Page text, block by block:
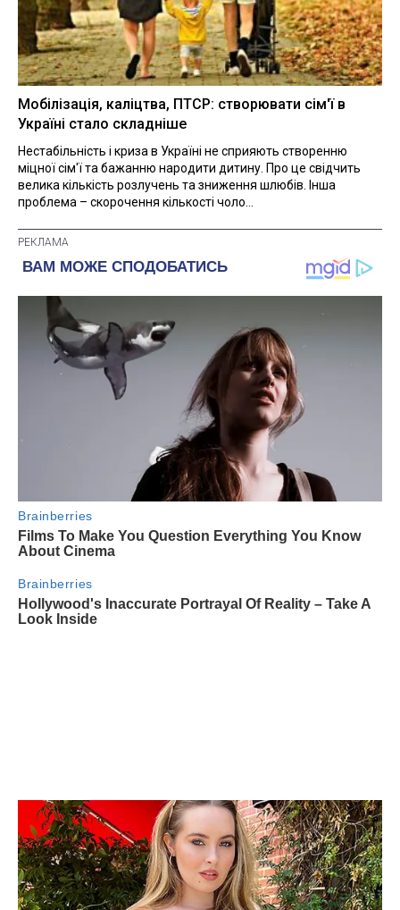
Мобілізація, каліцтва, ПТСР: створювати сім'ї в
Україні стало складніше
Нестабільність і криза в Україні не сприяють створенню
міцної сім'ї та бажанню народити дитину. Про це свідчить
велика кількість розлучень та зниження шлюбів. Інша
проблема – скорочення кількості чоло...